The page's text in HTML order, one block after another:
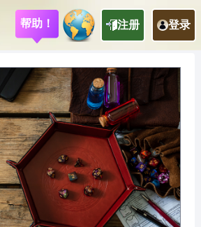
帮助！ 注册 登录